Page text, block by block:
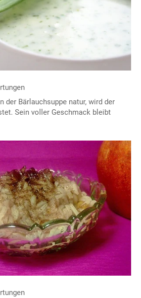
der Bärlauchsuppe natur, wird der
Sein voller Geschmack bleibt